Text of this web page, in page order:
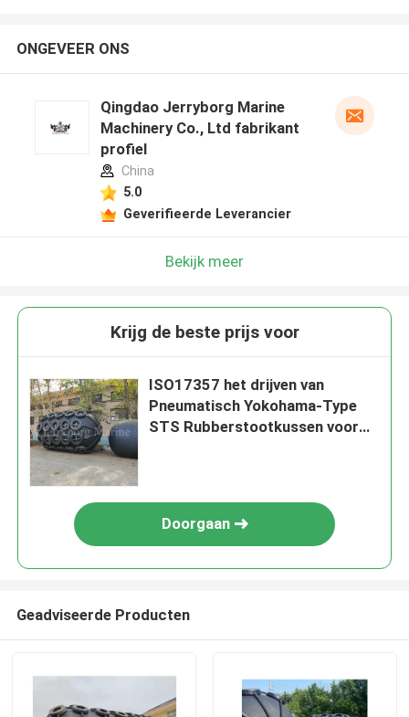
ONGEVEER ONS
Qingdao Jerryborg Marine
Machinery Co., Ltd fabrikant
profiel
China
5.0
Geverifieerde Leverancier
Bekijk meer
Krijg de beste prijs voor
ISO17357 het drijven van
Pneumatisch Yokohama-Type
STS Rubberstootkussen voor
Doorgaan
Geadviseerde Producten